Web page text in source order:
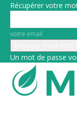
Récupérer votre
votre email
Un mot de passe